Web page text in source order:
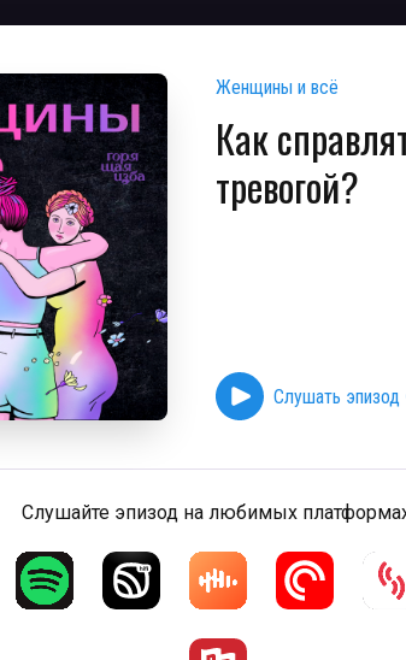
Женщины и всё
Как
тревогой?
Слушать эпизод
Слушайте эпизод на любимых